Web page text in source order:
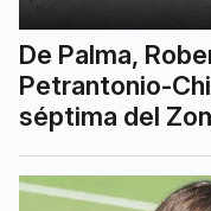
De Palma,
Petrantonio-
séptima del